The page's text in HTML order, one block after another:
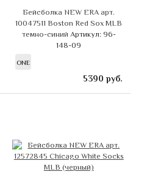
Бейсболка NEW ERA арт.
10047511 Boston Red Sox MLB
темно-синий Артикул: 96-
148-09
ONE
5390 руб.